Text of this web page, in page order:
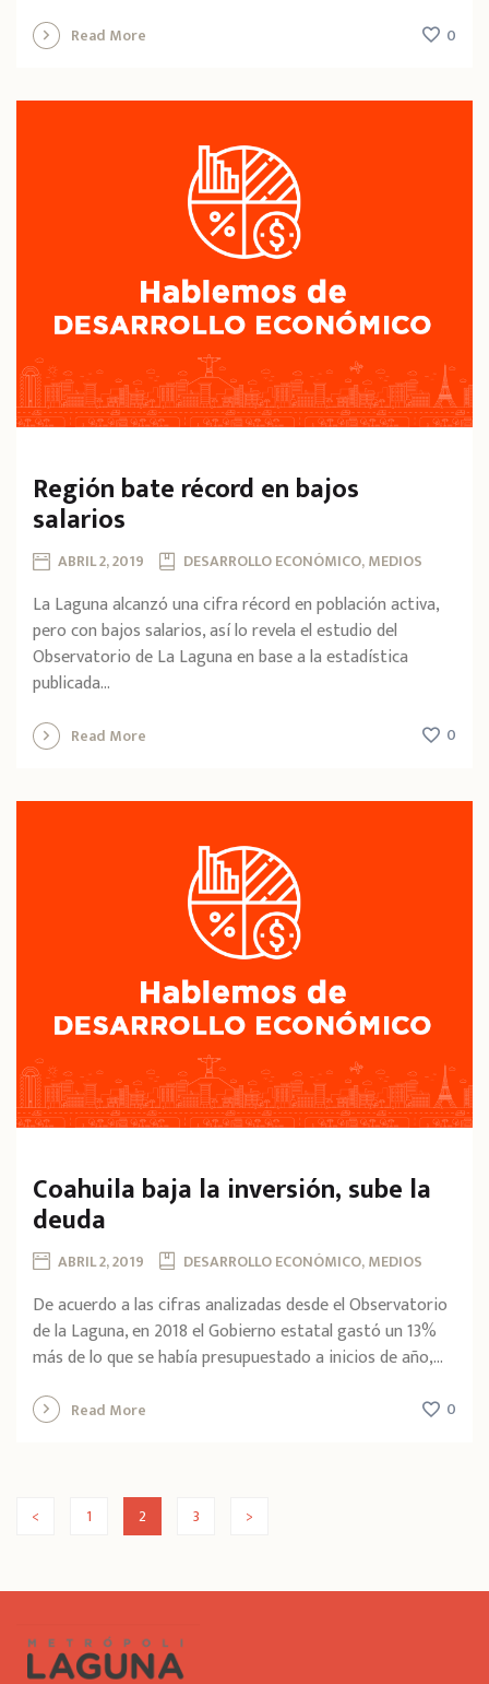
Read More 0
Región bate récord en bajos
salarios
ABRIL 2, 2019 DESARROLLO ECONÓMICO, MEDIOS
La Laguna alcanzó una cifra récord en población activa,
pero con bajos salarios, así lo revela el estudio del
Observatorio de La Laguna en base a la estadística
publicada...
Read More 0
Coahuila baja la inversión, sube la
deuda
ABRIL 2, 2019 DESARROLLO ECONÓMICO, MEDIOS
De acuerdo a las cifras analizadas desde el Observatorio
de la Laguna, en 2018 el Gobierno estatal gastó un 13%
más de lo que se había presupuestado a inicios de año,...
Read More 0
< 1 2 3 >